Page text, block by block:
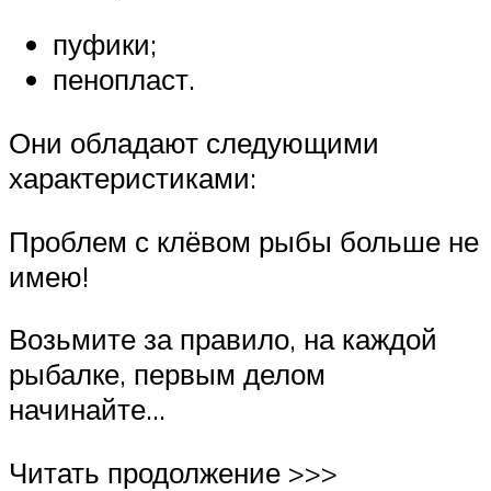
пуфики;
пенопласт.
Они обладают следующими
характеристиками:
Проблем с клёвом рыбы больше не
имею!
Возьмите за правило, на каждой
рыбалке, первым делом
начинайте…
Читать продолжение >>>